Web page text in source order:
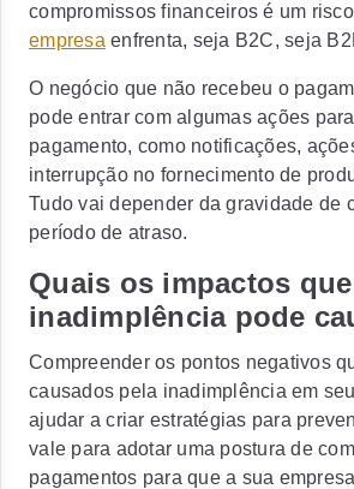
compromissos financeiros é um
empresa enfrenta, seja B2C, seja
O negócio que não recebeu o
pode entrar com algumas ações
pagamento, como notificações,
interrupção no fornecimento de
Tudo vai depender da gravidade de
período de atraso.
Quais os impactos
inadimplência pode
Compreender os pontos negativos
causados pela inadimplência em
ajudar a criar estratégias para
vale para adotar uma postura de
pagamentos para que a sua